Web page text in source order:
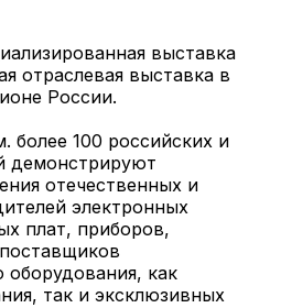
выставка
отраслевая выставка в
России.
более 100 российских и
демонстрируют
отечественных и
электронных
плат, приборов,
оборудования, как
так и эксклюзивных